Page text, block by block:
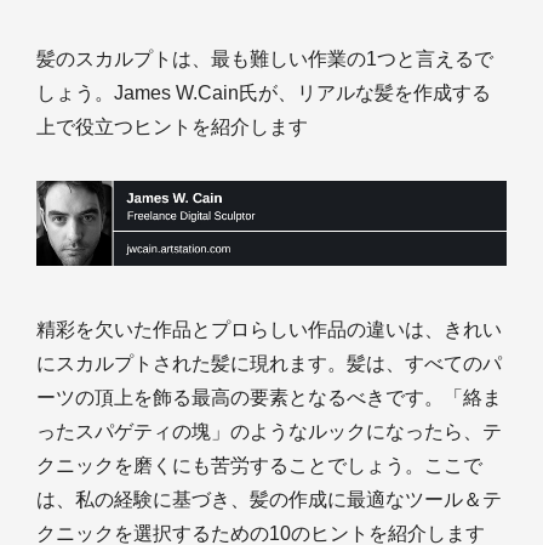
髪のスカルプトは、最も難しい作業の1つと言えるで
しょう。James W.Cain氏が、リアルな髪を作成する
上で役立つヒントを紹介します
精彩を欠いた作品とプロらしい作品の違いは、きれい
にスカルプトされた髪に現れます。髪は、すべてのパ
ーツの頂上を飾る最高の要素となるべきです。「絡ま
ったスパゲティの塊」のようなルックになったら、テ
クニックを磨くにも苦労することでしょう。ここで
は、私の経験に基づき、髪の作成に最適なツール＆テ
クニックを選択するための10のヒントを紹介します